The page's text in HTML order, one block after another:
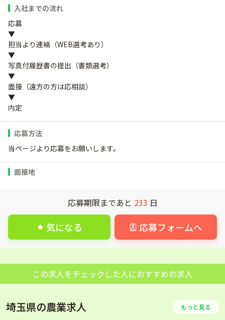
入社までの流れ
応募
▼
担当より連絡（WEB選考あり）
▼
写真付履歴書の提出（書類選考）
▼
面接（遠方の方は応相談）
▼
内定
応募方法
当ページより応募をお願いします。
面接地
応募期限まであと 233 日
気になる 応募フォームへ
この求人をチェックした人におすすめの求人
埼玉県の農業求人 もっと見る